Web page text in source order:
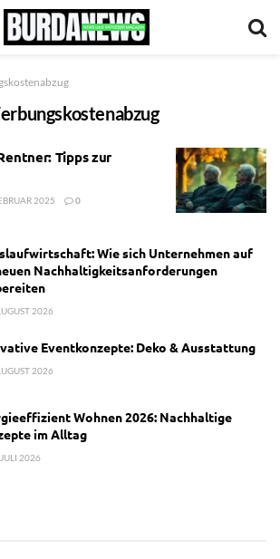
Tipps zur
2025 0
Wie sich Unternehmen auf
Nachhaltigkeitsanforderungen
2026
Eventkonzepte: Deko & Ausstattung
2026
Wohnen 2026: Nachhaltige
im Alltag
2026